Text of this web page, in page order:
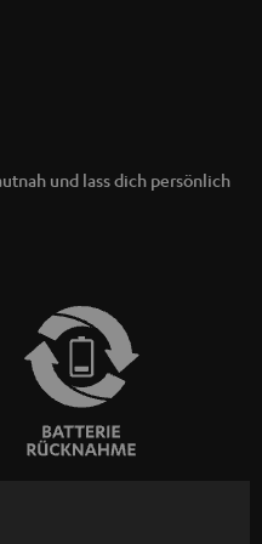
und lass dich persönlich